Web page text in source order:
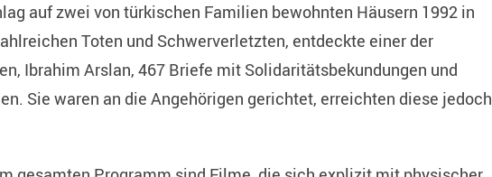
auf zwei von türkischen Familien bewohnten Häusern 1992 in
Toten und Schwerverletzten, entdeckte einer der
Ibrahim Arslan, 467 Briefe mit Solidaritätsbekundungen und
Sie waren an die Angehörigen gerichtet, erreichten diese jedoch